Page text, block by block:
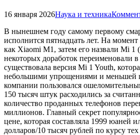
16 января 2026Наука и техника
В нынешнем году самому первому
исполнится пятнадцать лет. На
как Xiaomi M1, затем его назвали Mi 1
некоторых доработок переименовали
существовала версия Mi 1 Youth,
небольшими упрощениями и меньшей
компании пользовался
150 тысяч штук расходились за
количество проданных телефонов
миллионов. Главный секрет
цене, которая составляла 1999 юаней
долларов/10 тысяч рублей по курсу тех